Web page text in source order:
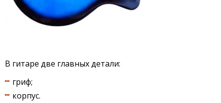
В гитаре две главных детали:
гриф;
корпус.